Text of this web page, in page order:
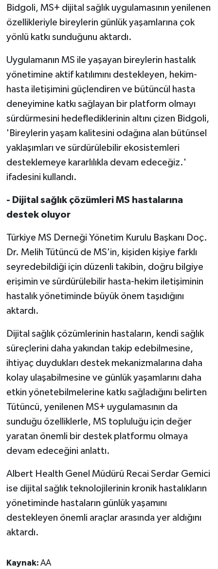
Bidgoli, MS+ dijital sağlık uygulamasının yenilenen
özellikleriyle bireylerin günlük yaşamlarına çok
yönlü katkı sunduğunu aktardı.
Uygulamanın MS ile yaşayan bireylerin hastalık
yönetimine aktif katılımını destekleyen, hekim-
hasta iletişimini güçlendiren ve bütüncül hasta
deneyimine katkı sağlayan bir platform olmayı
sürdürmesini hedeflediklerinin altını çizen Bidgoli,
'Bireylerin yaşam kalitesini odağına alan bütünsel
yaklaşımları ve sürdürülebilir ekosistemleri
desteklemeye kararlılıkla devam edeceğiz.'
ifadesini kullandı.
- Dijital sağlık çözümleri MS hastalarına
destek oluyor
Türkiye MS Derneği Yönetim Kurulu Başkanı Doç.
Dr. Melih Tütüncü de MS'in, kişiden kişiye farklı
seyredebildiği için düzenli takibin, doğru bilgiye
erişimin ve sürdürülebilir hasta-hekim iletişiminin
hastalık yönetiminde büyük önem taşıdığını
aktardı.
Dijital sağlık çözümlerinin hastaların, kendi sağlık
süreçlerini daha yakından takip edebilmesine,
ihtiyaç duydukları destek mekanizmalarına daha
kolay ulaşabilmesine ve günlük yaşamlarını daha
etkin yönetebilmelerine katkı sağladığını belirten
Tütüncü, yenilenen MS+ uygulamasının da
sunduğu özelliklerle, MS topluluğu için değer
yaratan önemli bir destek platformu olmaya
devam edeceğini anlattı.
Albert Health Genel Müdürü Recai Serdar Gemici
ise dijital sağlık teknolojilerinin kronik hastalıkların
yönetiminde hastaların günlük yaşamını
destekleyen önemli araçlar arasında yer aldığını
aktardı.
Kaynak: AA